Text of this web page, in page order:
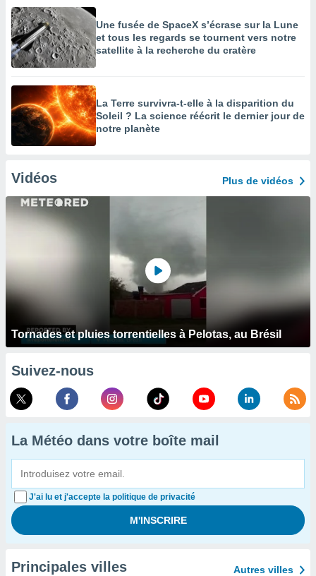
Une fusée de SpaceX s’écrase sur la Lune
et tous les regards se tournent vers notre
satellite à la recherche du cratère
La Terre survivra-t-elle à la disparition du
Soleil ? La science réécrit le dernier jour de
notre planète
Vidéos Plus de vidéos
Tornades et pluies torrentielles à Pelotas, au Brésil
Suivez-nous
La Météo dans votre boîte mail
J'ai lu et j'accepte la politique de privacité
Principales villes Autres villes